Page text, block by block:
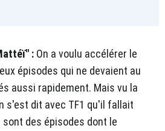
: On a voulu accélérer le
épisodes qui ne devaient au
aussi rapidement. Mais vu la
s'est dit avec TF1 qu'il fallait
sont des épisodes dont le